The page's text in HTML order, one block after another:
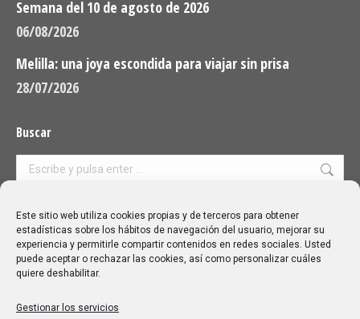
Este sitio web utiliza cookies propias y de terceros para obtener
estadísticas sobre los hábitos de navegación del usuario, mejorar su
experiencia y permitirle compartir contenidos en redes sociales. Usted
puede aceptar o rechazar las cookies, así como personalizar cuáles
quiere deshabilitar.
Gestionar los servicios
Semana del 10 de agosto de 2026
06/08/2026
Melilla: una joya escondida para viajar sin prisa
28/07/2026
Buscar
Buscar:
Aviso Legal|Política de privacidad|Política de cookies